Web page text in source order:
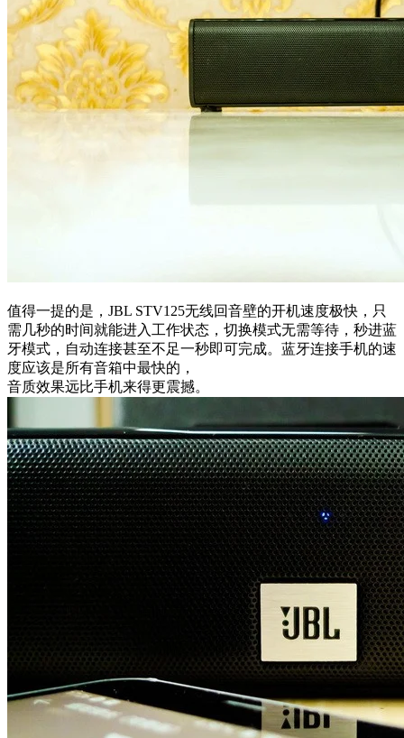
值得一提的是，JBL STV125无线回音壁的开机速度极快，只
需几秒的时间就能进入工作状态，切换模式无需等待，秒进蓝
牙模式，自动连接甚至不足一秒即可完成。蓝牙连接手机的速
度应该是所有音箱中最快的，
音质效果远比手机来得更震撼。